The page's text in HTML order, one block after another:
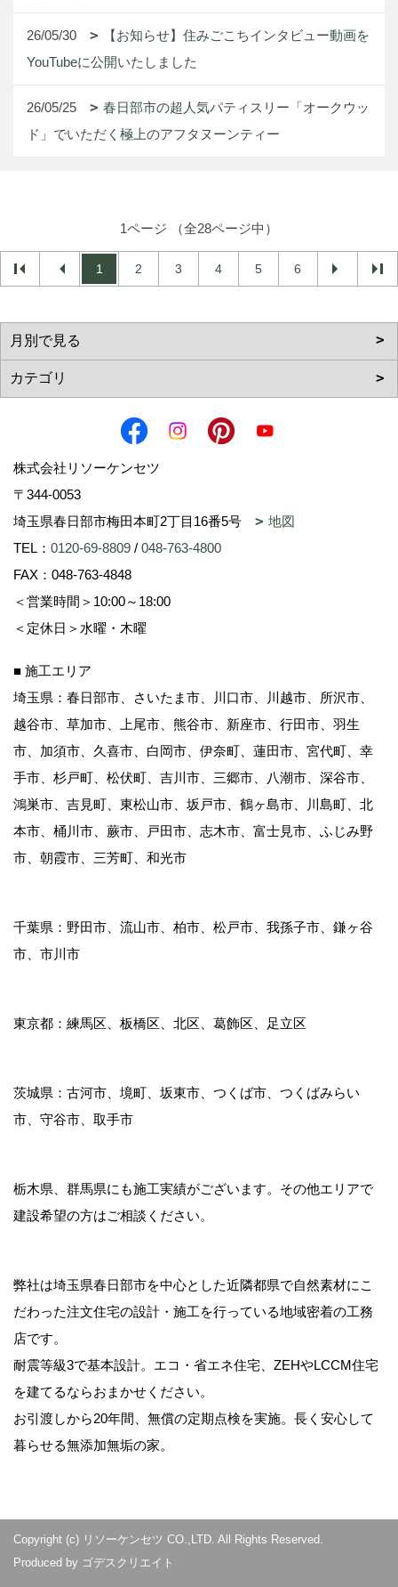
26/05/30
【お知らせ】住みごこちインタビュー動画を
YouTubeに公開いたしました
26/05/25
春日部市の超人気パティスリー「オークウッ
ド」でいただく極上のアフタヌーンティー
1ページ （全28ページ中）
1 2 3 4 5 6
株式会社リソーケンセツ
〒344-0053
埼玉県春日部市梅田本町2丁目16番5号
地図
TEL： 0120-69-8809 / 048-763-4800
FAX：048-763-4848
＜営業時間＞10:00～18:00
＜定休日＞水曜・木曜
■ 施工エリア
埼玉県：春日部市、さいたま市、川口市、川越市、所沢市、
越谷市、草加市、上尾市、熊谷市、新座市、行田市、羽生
市、加須市、久喜市、白岡市、伊奈町、蓮田市、宮代町、幸
手市、杉戸町、松伏町、吉川市、三郷市、八潮市、深谷市、
鴻巣市、吉見町、東松山市、坂戸市、鶴ヶ島市、川島町、北
本市、桶川市、蕨市、戸田市、志木市、富士見市、ふじみ野
市、朝霞市、三芳町、和光市
千葉県：野田市、流山市、柏市、松戸市、我孫子市、鎌ヶ谷
市、市川市
東京都：練馬区、板橋区、北区、葛飾区、足立区
茨城県：古河市、境町、坂東市、つくば市、つくばみらい
市、守谷市、取手市
栃木県、群馬県にも施工実績がございます。その他エリアで
建設希望の方はご相談ください。
弊社は埼玉県春日部市を中心とした近隣都県で自然素材にこ
だわった注文住宅の設計・施工を行っている地域密着の工務
店です。
耐震等級3で基本設計。エコ・省エネ住宅、ZEHやLCCM住宅
を建てるならおまかせください。
お引渡しから20年間、無償の定期点検を実施。長く安心して
暮らせる無添加無垢の家。
Copyright (c) リソーケンセツ CO.,LTD. All Rights Reserved.
Produced by ゴデスクリエイト